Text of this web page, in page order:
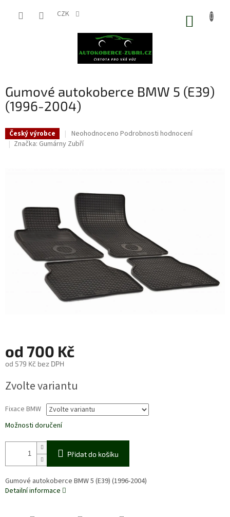
CZK
Gumové autokoberce BMW 5 (E39)
(1996-2004)
Český výrobce
Průměrné
hodnocení
hvězdiček.
Neohodnoceno Podrobnosti hodnocení
Značka: Gumárny Zubří
od 700 Kč
od 579 Kč bez DPH
cena:
Zvolte variantu
Fixace BMW
Možnosti doručení
Přidat do košíku
Gumové autokoberce BMW 5 (E39) (1996-2004)
Detailní informace